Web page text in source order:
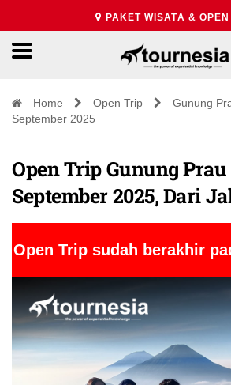
PAKET WISATA &
Home Open Trip Gunung
September 2025
Open Trip Gunung Prau
September 2025, Dari
Open Trip sudah berakhir